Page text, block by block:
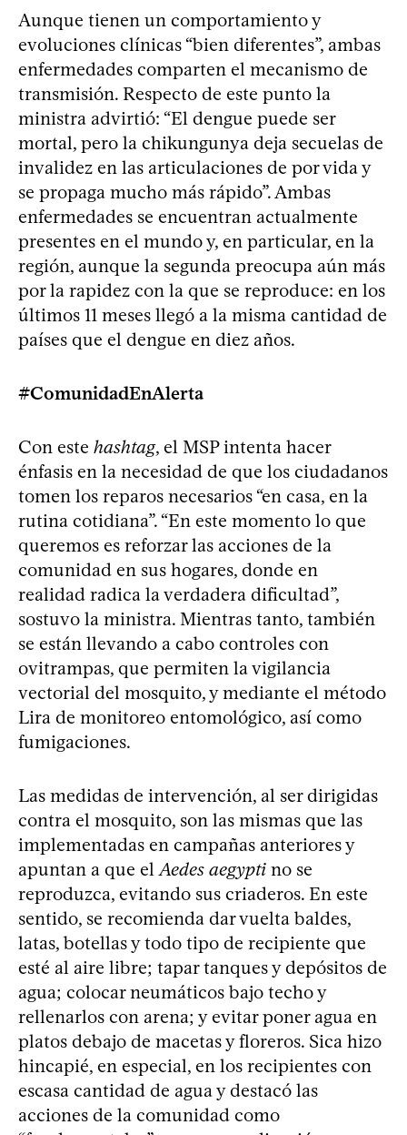
Aunque tienen un comportamiento y
evoluciones clínicas “bien diferentes”, ambas
enfermedades comparten el mecanismo de
transmisión. Respecto de este punto la
ministra advirtió: “El dengue puede ser
mortal, pero la chikungunya deja secuelas de
invalidez en las articulaciones de por vida y
se propaga mucho más rápido”. Ambas
enfermedades se encuentran actualmente
presentes en el mundo y, en particular, en la
región, aunque la segunda preocupa aún más
por la rapidez con la que se reproduce: en los
últimos 11 meses llegó a la misma cantidad de
países que el dengue en diez años.
#ComunidadEnAlerta
Con este hashtag, el MSP intenta hacer
énfasis en la necesidad de que los ciudadanos
tomen los reparos necesarios “en casa, en la
rutina cotidiana”. “En este momento lo que
queremos es reforzar las acciones de la
comunidad en sus hogares, donde en
realidad radica la verdadera dificultad”,
sostuvo la ministra. Mientras tanto, también
se están llevando a cabo controles con
ovitrampas, que permiten la vigilancia
vectorial del mosquito, y mediante el método
Lira de monitoreo entomológico, así como
fumigaciones.
Las medidas de intervención, al ser dirigidas
contra el mosquito, son las mismas que las
implementadas en campañas anteriores y
apuntan a que el Aedes aegypti no se
reproduzca, evitando sus criaderos. En este
sentido, se recomienda dar vuelta baldes,
latas, botellas y todo tipo de recipiente que
esté al aire libre; tapar tanques y depósitos de
agua; colocar neumáticos bajo techo y
rellenarlos con arena; y evitar poner agua en
platos debajo de macetas y floreros. Sica hizo
hincapié, en especial, en los recipientes con
escasa cantidad de agua y destacó las
acciones de la comunidad como